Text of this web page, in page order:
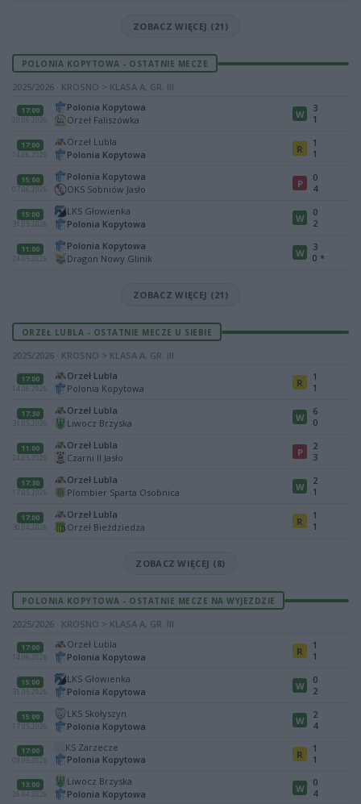
ZOBACZ WIĘCEJ (21)
POLONIA KOPYTOWA - OSTATNIE MECZE
2025/2026 · KROSNO > KLASA A, GR. III
17:00
20.06.2026
Polonia Kopytowa
Orzeł Faliszówka
W
3
1
17:00
14.06.2026
Orzeł Lubla
Polonia Kopytowa
R
1
1
15:00
07.06.2026
Polonia Kopytowa
OKS Sobniów Jasło
P
0
4
15:00
31.05.2026
LKS Głowienka
Polonia Kopytowa
W
0
2
11:00
24.05.2026
Polonia Kopytowa
Dragon Nowy Glinik
W
3
0 *
ZOBACZ WIĘCEJ (21)
ORZEŁ LUBLA - OSTATNIE MECZE U SIEBIE
2025/2026 · KROSNO > KLASA A, GR. III
17:00
14.06.2026
Orzeł Lubla
Polonia Kopytowa
R
1
1
17:30
31.05.2026
Orzeł Lubla
Liwocz Brzyska
W
6
0
11:00
24.05.2026
Orzeł Lubla
Czarni II Jasło
P
2
3
17:30
17.05.2026
Orzeł Lubla
Plombier Sparta Osobnica
W
2
1
17:00
30.04.2026
Orzeł Lubla
Orzeł Bieździedza
R
1
1
ZOBACZ WIĘCEJ (8)
POLONIA KOPYTOWA - OSTATNIE MECZE NA WYJEZDZIE
2025/2026 · KROSNO > KLASA A, GR. III
17:00
14.06.2026
Orzeł Lubla
Polonia Kopytowa
R
1
1
15:00
31.05.2026
LKS Głowienka
Polonia Kopytowa
W
0
2
15:00
17.05.2026
LKS Skołyszyn
Polonia Kopytowa
W
2
4
17:00
09.05.2026
KS Zarzecze
Polonia Kopytowa
R
1
1
13:00
26.04.2026
Liwocz Brzyska
Polonia Kopytowa
W
0
4